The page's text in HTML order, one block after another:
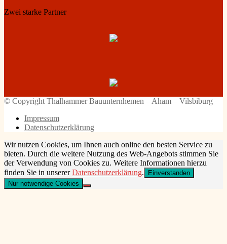
Zwei starke Partner
© Copyright Thalhammer Bauunternhemen – Aham – Vilsbiburg
Impressum
Datenschutzerklärung
Wir nutzen Cookies, um Ihnen auch online den besten Service zu
bieten. Durch die weitere Nutzung des Web-Angebots stimmen Sie
der Verwendung von Cookies zu. Weitere Informationen hierzu
finden Sie in unsererDatenschutzerklärung.
Einverstanden
Nur notwendige Cookies